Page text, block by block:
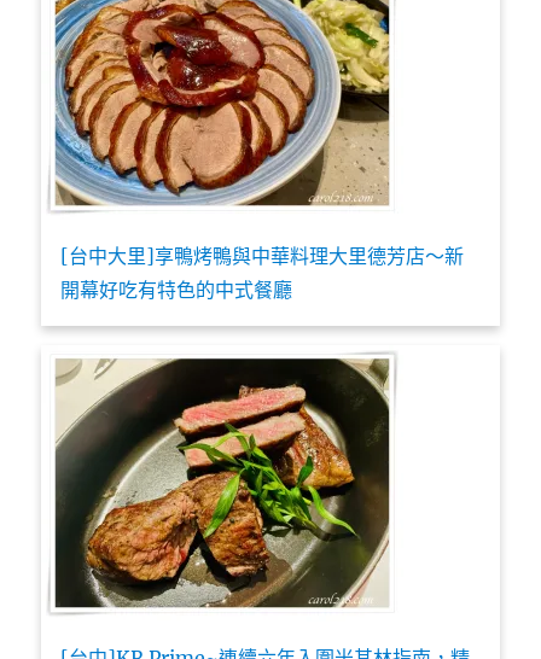
[台中大里]享鴨烤鴨與中華料理大里德芳店～新
開幕好吃有特色的中式餐廳